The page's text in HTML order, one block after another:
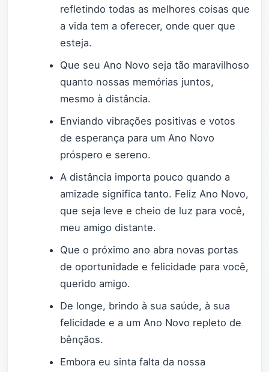
refletindo todas as melhores coisas que
a vida tem a oferecer, onde quer que
esteja.
Que seu Ano Novo seja tão maravilhoso
quanto nossas memórias juntos,
mesmo à distância.
Enviando vibrações positivas e votos
de esperança para um Ano Novo
próspero e sereno.
A distância importa pouco quando a
amizade significa tanto. Feliz Ano Novo,
que seja leve e cheio de luz para você,
meu amigo distante.
Que o próximo ano abra novas portas
de oportunidade e felicidade para você,
querido amigo.
De longe, brindo à sua saúde, à sua
felicidade e a um Ano Novo repleto de
bênçãos.
Embora eu sinta falta da nossa